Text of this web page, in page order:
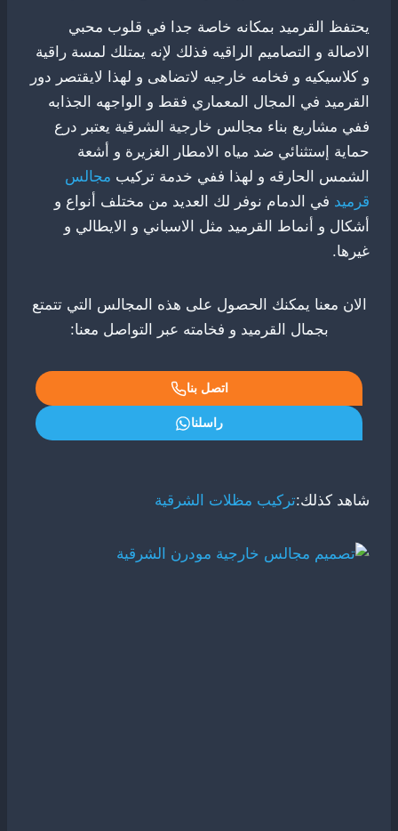
يحتفظ القرميد بمكانه خاصة جدا في قلوب محبي
الاصالة و التصاميم الراقيه فذلك لإنه يمتلك لمسة راقية
و كلاسيكيه و فخامه خارجيه لاتضاهى و لهذا لايقتصر دور
القرميد في المجال المعماري فقط و الواجهه الجذابه
ففي مشاريع بناء مجالس خارجية الشرقية يعتبر درع
حماية إستثنائي ضد مياه الامطار الغزيرة و أشعة
الشمس الحارقه و لهذا ففي خدمة تركيب مجالس
قرميد في الدمام نوفر لك العديد من مختلف أنواع و
أشكال و أنماط القرميد مثل الاسباني و الايطالي و
غيرها.
الان معنا يمكنك الحصول على هذه المجالس التي تتمتع
بجمال القرميد و فخامته عبر التواصل معنا:
اتصل بنا
راسلنا
شاهد كذلك:تركيب مظلات الشرقية